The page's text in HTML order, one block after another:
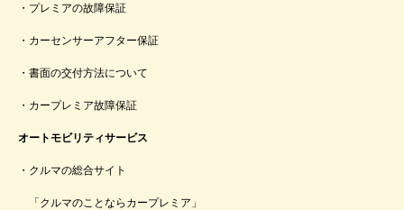
プレミアの故障保証
カーセンサーアフター保証
書面の交付方法について
カープレミア故障保証
オートモビリティサービス
クルマの総合サイト
「クルマのことならカープレミア」